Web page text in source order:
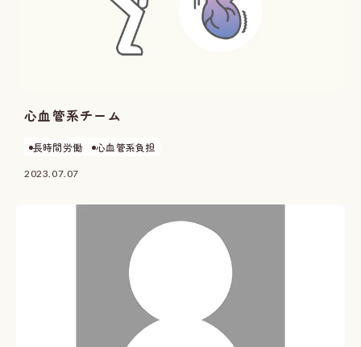
心血管系チーム
長時間労働 心血管系負担
2023.07.07